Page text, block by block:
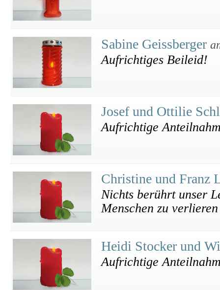
Sabine Geissberger
Aufrichtiges Beileid!
Josef und Ottilie
Aufrichtige
Christine und Franz
Nichts berührt unser
Menschen zu
Heidi Stocker und
Aufrichtige